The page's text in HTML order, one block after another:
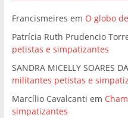
Francismeires em O globo
Patrícia Ruth Prudencio
petistas e simpatizantes
SANDRA MICELLY SOARES
militantes petistas e
Marcílio Cavalcanti em
simpatizantes